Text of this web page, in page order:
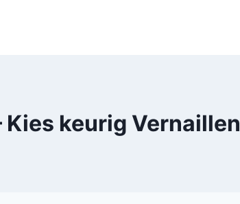
Kies keurig Vernaillen